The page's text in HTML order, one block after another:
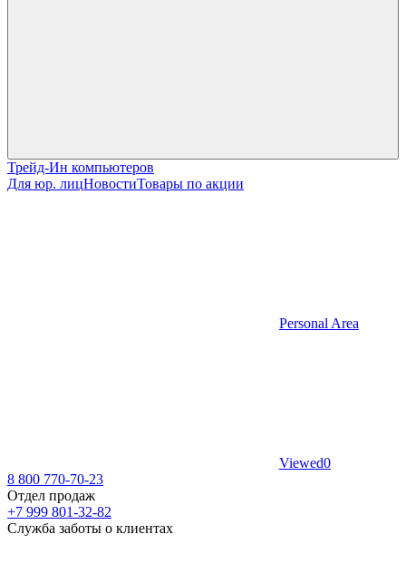
Трейд-Ин компьютеров
Для юр. лицНовостиТовары по акции
Personal Area
Viewed0
8 800 770-70-23
Отдел продаж
+7 999 801-32-82
Служба заботы о клиентах